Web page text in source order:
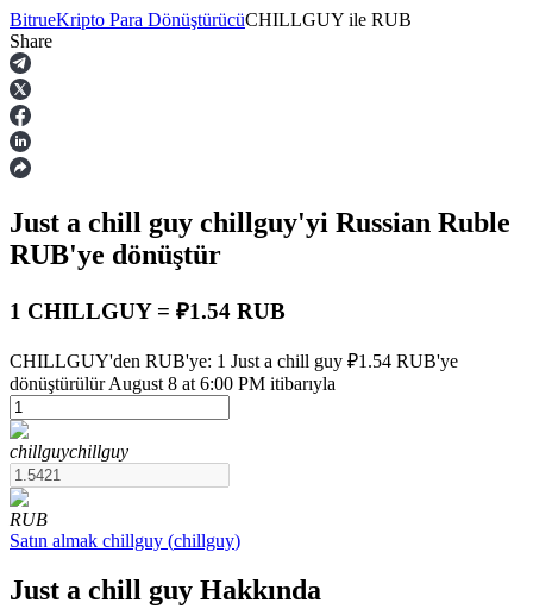
Vadeli İşlemler
USDT Vadeli İşlemleri
Teminat olarak USDT kullanan vadeli işlemler
BitrueKripto Para DönüştürücüCHILLGUY ile RUB
Share
Just a chill guy chillguy'yi Russian Ruble
RUB'ye dönüştür
1 CHILLGUY = ₽1.54 RUB
CHILLGUY'den RUB'ye: 1 Just a chill guy ₽1.54 RUB'ye
dönüştürülür August 8 at 6:00 PM itibarıyla
chillguychillguy
RUB
Satın almak chillguy (chillguy)
Just a chill guy Hakkında